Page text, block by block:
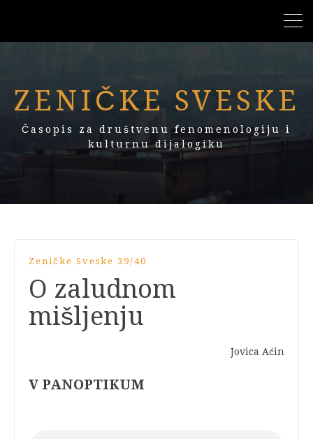
ZENIČKE SVESKE
Časopis za društvenu fenomenologiju i
kulturnu dijalogiku
Zeničke Sveske 39/40
O zaludnom
mišljenju
Jovica Aćin
V PANOPTIKUM